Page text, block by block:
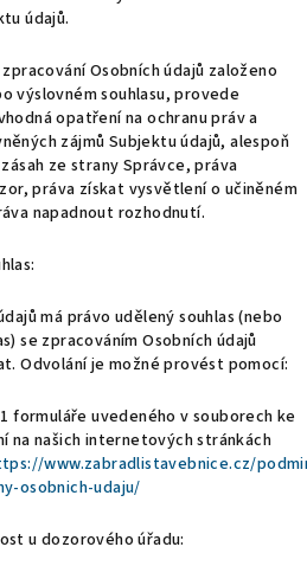
údajů.
zpracování Osobních údajů založeno
výslovném souhlasu, provede
opatření na ochranu práv a
zájmů Subjektu údajů, alespoň
ze strany Správce, práva
práva získat vysvětlení o učiněném
napadnout rozhodnutí.
má právo udělený souhlas (nebo
se zpracováním Osobních údajů
Odvolání je možné provést pomocí:
formuláře uvedeného v souborech ke
na našich internetových stránkách
www.zabradlistavebnice.cz/
osobnich-udaju/
u dozorového úřadu: